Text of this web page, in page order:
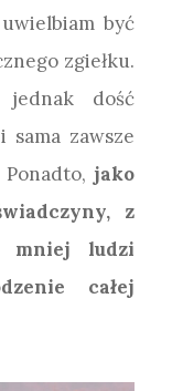
być
zgiełku.
jednak dość
zawsze
jako
z
mniej ludzi
całej